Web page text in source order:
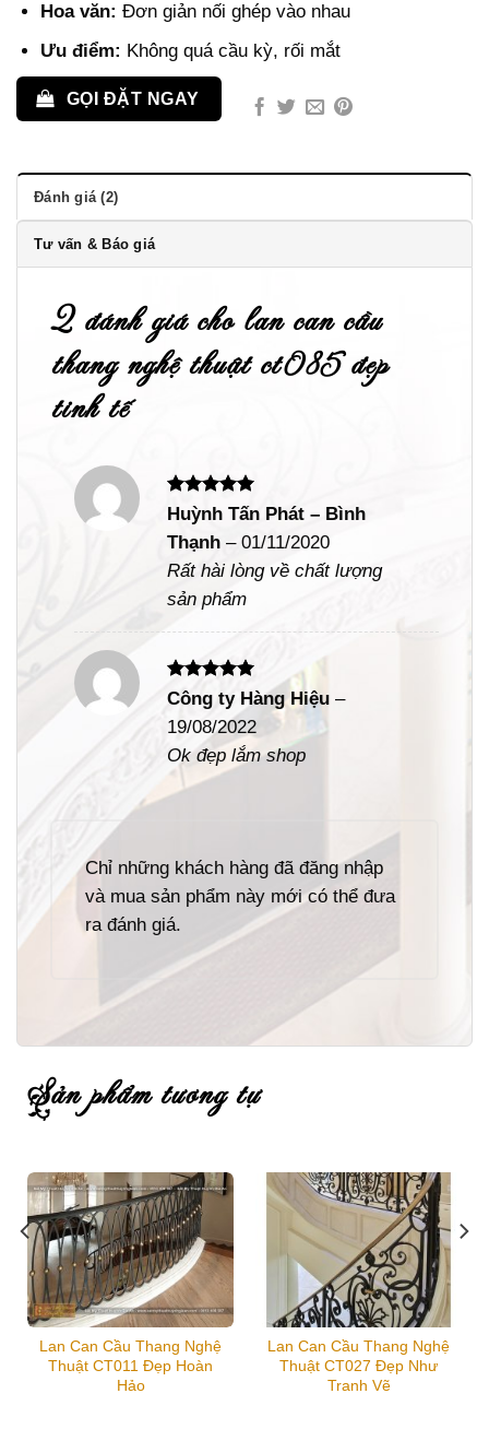
Hoa văn: Đơn giản nối ghép vào nhau
Ưu điểm: Không quá cầu kỳ, rối mắt
GỌI ĐẶT NGAY
Đánh giá (2)
Tư vấn & Báo giá
2 đánh giá cholan can cầu
thang nghệ thuật ct085 đẹp
tinh tế
Được xếp
hạng
sao
Huỳnh Tấn Phát – Bình
Thạnh– 01/11/2020
Rất hài lòng về chất lượng
sản phẩm
Được xếp
hạng5
5
sao
Công ty Hàng Hiệu–
19/08/2022
Ok đẹp lắm shop
Chỉ những khách hàng đã đăng nhập
và mua sản phẩm này mới có thể đưa
ra đánh giá.
sản phẩm tương tự
Lan Can Cầu Thang Nghệ
Thuật CT011 Đẹp Hoàn
Hảo
Lan Can Cầu Thang Nghệ
Thuật CT027 Đẹp Như
Tranh Vẽ